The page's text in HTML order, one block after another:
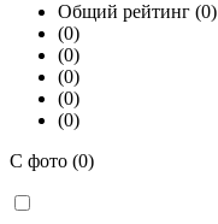
Общий рейтинг (0)
(0)
(0)
(0)
(0)
(0)
С фото (0)